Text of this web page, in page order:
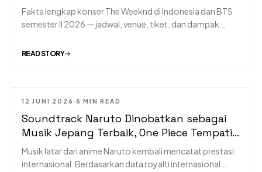
Fakta lengkap konser The Weeknd di Indonesia dan BTS
semester II 2026 — jadwal, venue, tiket, dan dampak
READ STORY
MUSIC
12 JUNI 2026 5 MIN READ
Soundtrack Naruto Dinobatkan sebagai
Musik Jepang Terbaik, One Piece Tempati
Posisi Kedua
Musik latar dari anime Naruto kembali mencatat prestasi
internasional. Berdasarkan data royalti internasional